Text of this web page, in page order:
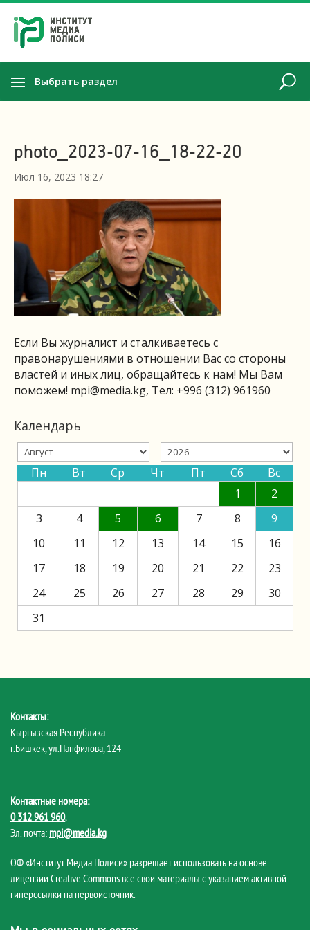
Выбрать раздел
photo_2023-07-16_18-22-20
Июл 16, 2023 18:27
Если Вы журналист и сталкиваетесь с
правонарушениями в отношении Вас со стороны
властей и иных лиц, обращайтесь к нам! Мы Вам
поможем! mpi@media.kg, Тел: +996 (312) 961960
Календарь
Пн Вт Ср Чт Пт Сб
Вс
1
2
3
4 5 6 7 8
9
10
11 12 13 14 15
16
17
18 19 20 21 22
23
24
25 26 27 28 29
30
31
Контакты:
Кыргызская Республика
г.Бишкек, ул.Панфилова, 124
Контактные номера:
0 312 961 960,
Эл. почта: mpi@media.kg
ОФ «Институт Медиа Полиси» разрешает использовать на основе
лицензии Creative Commons все свои материалы с указанием активной
гиперссылки на первоисточник.